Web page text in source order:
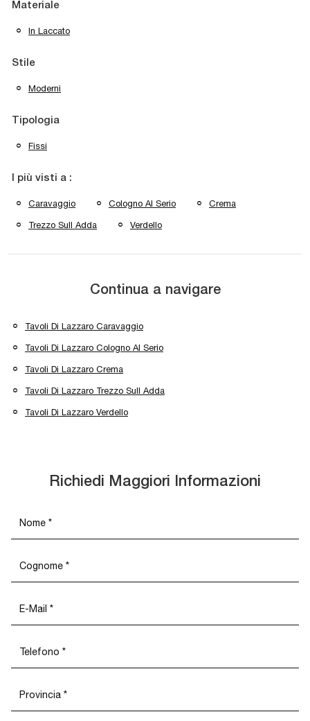
Materiale
In Laccato
Stile
Moderni
Tipologia
Fissi
I più visti a :
Caravaggio Cologno Al Serio Crema
Trezzo Sull Adda Verdello
Continua a navigare
Tavoli Di Lazzaro Caravaggio
Tavoli Di Lazzaro Cologno Al Serio
Tavoli Di Lazzaro Crema
Tavoli Di Lazzaro Trezzo Sull Adda
Tavoli Di Lazzaro Verdello
Richiedi Maggiori Informazioni